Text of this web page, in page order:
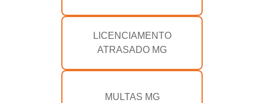
LICENCIAMENTO
ATRASADO MG
MULTAS MG